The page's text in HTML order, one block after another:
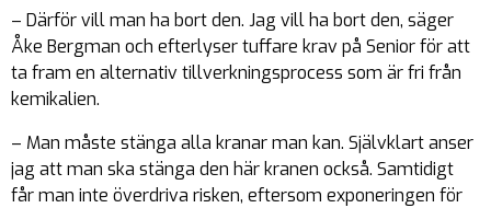
– Därför vill man ha bort den. Jag vill ha bort den, säger
Åke Bergman och efterlyser tuffare krav på Senior för att
ta fram en alternativ tillverkningsprocess som är fri från
kemikalien.
– Man måste stänga alla kranar man kan. Självklart anser
jag att man ska stänga den här kranen också. Samtidigt
får man inte överdriva risken, eftersom exponeringen för